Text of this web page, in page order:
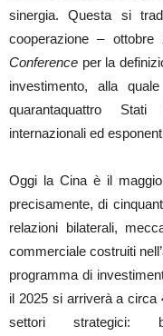
sinergia. Questa si
cooperazione –
Conference per la
investimento, alla
quarantaquattro Stati
internazionali ed
Oggi la Cina è il
precisamente, di
relazioni bilaterali,
commerciale costruiti
programma di
il 2025 si arriverà a circa
settori strategici: